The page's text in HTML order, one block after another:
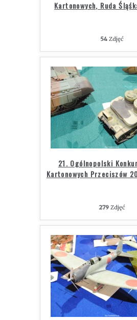
Kartonowych, Ruda
54 Zdjęć
21. Ogólnopolski
Kartonowych Przeciszów
279 Zdjęć